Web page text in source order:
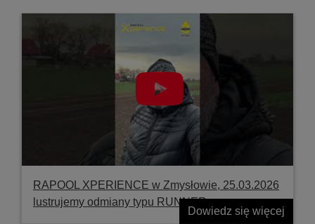
RAPOOL XPERIENCE w Zmysłowie, 25.03.2026
lustrujemy odmiany typu RUNNER
Dowiedz się więcej